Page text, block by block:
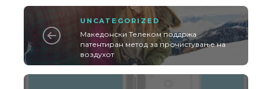
UNCATEGORIZED
Македонски Телеком поддржа
патентиран метод за прочистување на
воздухот